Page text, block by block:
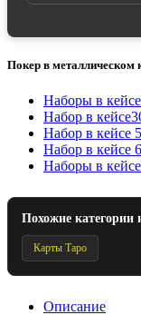
Покер в металлическом
Наборы в
Набор в
Набор в кейсе
Набор в кейсе
Наборы в
Похожие категории
Карты Таро
Описание